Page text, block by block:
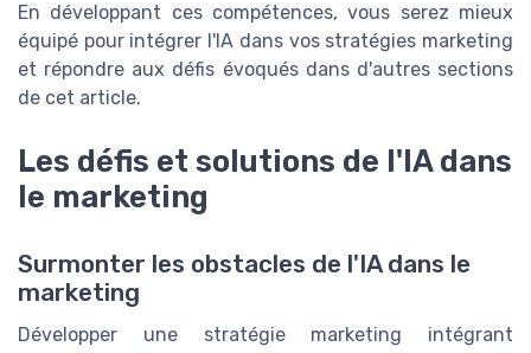
En développant ces compétences, vous serez mieux
équipé pour intégrer l'IA dans vos stratégies marketing
et répondre aux défis évoqués dans d'autres sections
de cet article.
Les défis et solutions de l'IA dans
le marketing
Surmonter les obstacles de l'IA dans le
marketing
Développer une stratégie marketing intégrant